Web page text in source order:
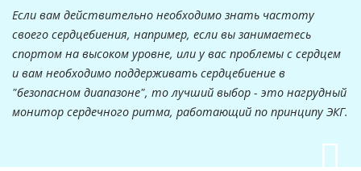
Если вам действительно необходимо знать частоту
своего сердцебиения, например, если вы занимаетесь
спортом на высоком уровне, или у вас проблемы с сердцем
и вам необходимо поддерживать сердцебиение в
"безопасном диапазоне", то лучший выбор - это нагрудный
монитор сердечного ритма, работающий по принципу ЭКГ.